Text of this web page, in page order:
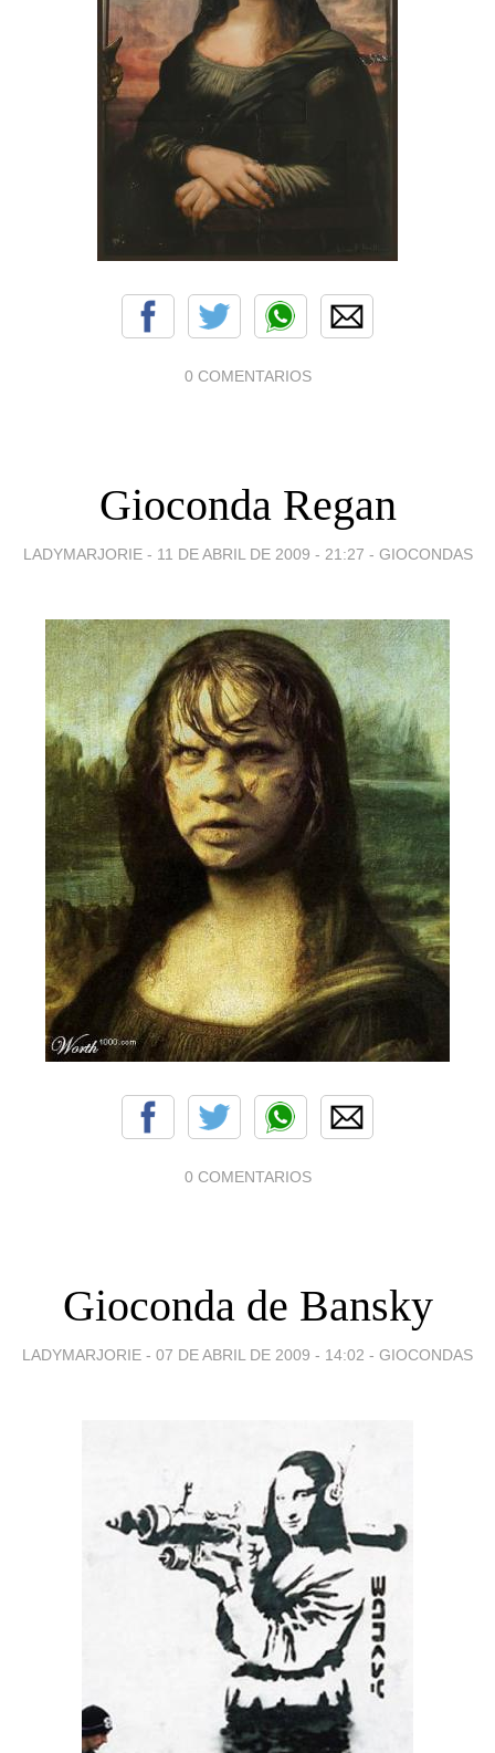
0 COMENTARIOS
Gioconda Regan
LADYMARJORIE - 11 DE ABRIL DE 2009 - 21:27 - GIOCONDAS
0 COMENTARIOS
Gioconda de Bansky
LADYMARJORIE - 07 DE ABRIL DE 2009 - 14:02 - GIOCONDAS